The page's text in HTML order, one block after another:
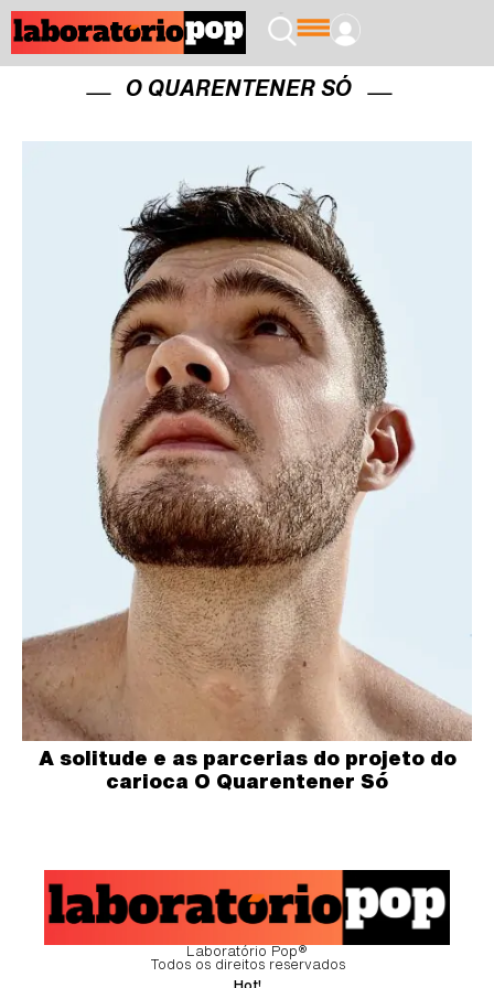
O QUARENTENER SÓ
A solitude e as parcerias do projeto do
carioca O Quarentener Só
Laboratório Pop®
Todos os direitos reservados
Hot!